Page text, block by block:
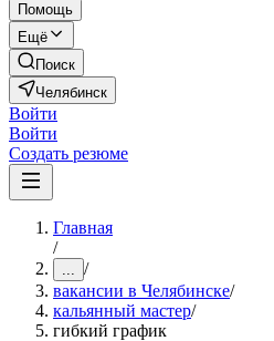
Помощь
Ещё
Поиск
Челябинск
Войти
Войти
Создать резюме
Главная
/
... /
вакансии в Челябинске/
кальянный мастер/
гибкий график